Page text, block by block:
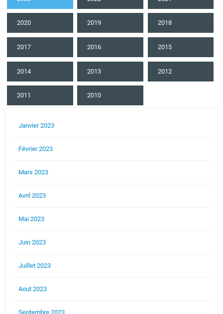
2020 2019 2018
2017 2016 2015
2014 2013 2012
2011 2010
Janvier 2023
Février 2023
Mars 2023
Avril 2023
Mai 2023
Juin 2023
Juillet 2023
Aout 2023
Septembre 2023